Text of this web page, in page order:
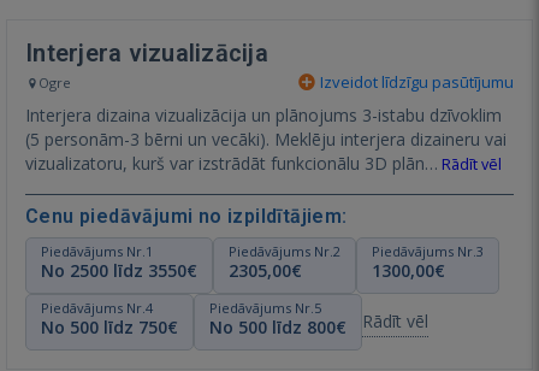
Interjera vizualizācija
Ogre Izveidot līdzīgu pasūtījumu
Interjera dizaina vizualizācija un plānojums 3-istabu dzīvoklim
(5 personām-3 bērni un vecāki). Meklēju interjera dizaineru vai
vizualizatoru, kurš var izstrādāt funkcionālu 3D plān… Rādīt vēl
Cenu piedāvājumi no izpildītājiem:
Piedāvājums Nr.1
No 2500 līdz 3550€
Piedāvājums Nr.2
2305,00€
Piedāvājums Nr.3
1300,00€
Piedāvājums Nr.4
No 500 līdz 750€
Piedāvājums Nr.5
No 500 līdz 800€ Rādīt vēl